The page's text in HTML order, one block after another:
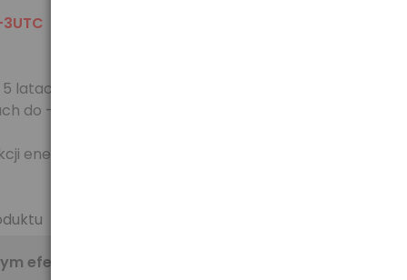
latach!
do -20st
energią
efekcie